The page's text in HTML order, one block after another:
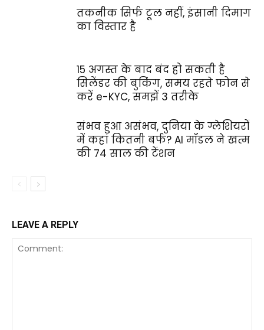
तकनीक सिर्फ टूल नहीं, इंसानी दिमाग
का विस्तार है
15 अगस्त के बाद बंद हो सकती है
सिलेंडर की बुकिंग, समय रहते फोन से
करें e-KYC, समझें 3 तरीके
संभव हुआ असंभव, दुनिया के ग्लेशियरों
में कहां कितनी बर्फ? AI मॉडल ने खत्म
की 74 साल की टेंशन
LEAVE A REPLY